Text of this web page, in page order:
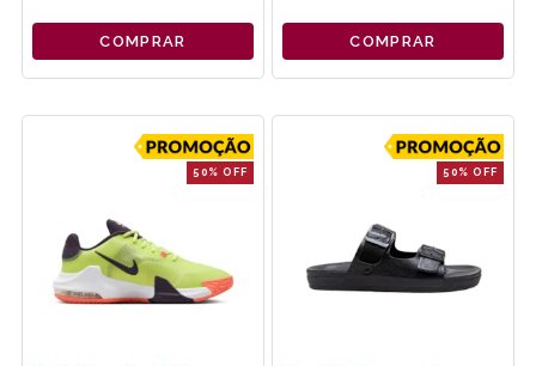
COMPRAR COMPRAR
50% OFF 50% OFF